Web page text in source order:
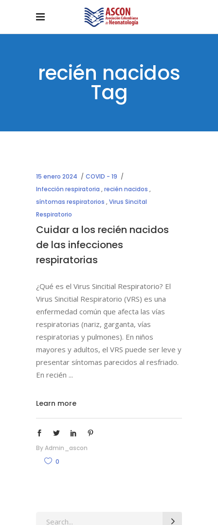
recién nacidos
Tag
15 enero 2024
COVID - 19
Infección respiratoria ,recién nacidos ,
síntomas respiratorios ,Virus Sincital
Respiratorio
Cuidar a los recién nacidos
de las infecciones
respiratorias
¿Qué es el Virus Sincitial Respiratorio? El
Virus Sincitial Respiratorio (VRS) es una
enfermedad común que afecta las vías
respiratorias (nariz, garganta, vías
respiratorias y pulmones). En niños
mayores y adultos, el VRS puede ser leve y
presentar síntomas parecidos al resfriado.
En recién
Learn more
ByAdmin_ascon
0
Search